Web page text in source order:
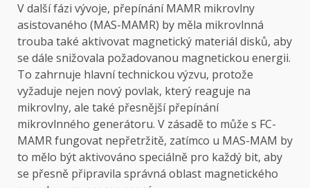
V další fázi vývoje, přepínání MAMR mikrovlny
asistovaného (MAS-MAMR) by měla mikrovlnná
trouba také aktivovat magnetický materiál disků, aby
se dále snižovala požadovanou magnetickou energii.
To zahrnuje hlavní technickou výzvu, protože
vyžaduje nejen nový povlak, který reaguje na
mikrovlny, ale také přesnější přepínání
mikrovlnného generátoru. V zásadě to může s FC-
MAMR fungovat nepřetržitě, zatímco u MAS-MAM by
to mělo být aktivováno speciálně pro každý bit, aby
se přesně připravila správná oblast magnetického